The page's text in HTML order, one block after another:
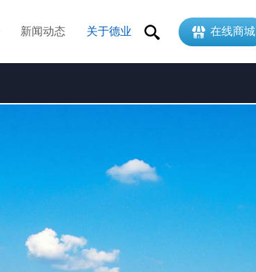
新闻动态 关于德业 在线商城